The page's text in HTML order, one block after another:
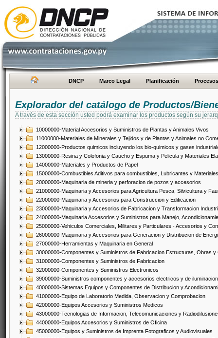
DNCP Marco Legal Planificación Procesos
Explorador del catálogo de Productos/
A través de esta sección usted podrá examinar los productos según su
10000000-Material Accesorios y Suministros de Plantas y Animales Vivos
11000000-Materiales de Minerales y Tejidos y de Plantas y Animales no
12000000-Productos quimicos incluyendo los bio-quimicos y gases
13000000-Resina y Colofonia y Caucho y Espuma y Pelicula y Materiales
14000000-Materiales y Productos de Papel
15000000-Combustibles Aditivos para combustibles, Lubricantes y
20000000-Maquinaria de mineria y perforacion de pozos y accesorios
21000000-Maquinaria y Accesorios para Agricultura Pesca, Silvicultura y
22000000-Maquinaria y Accesorios para Construccion y Edificacion
23000000-Maquinaria y Accesorios de Fabricacion y Transformacion
24000000-Maquinaria Accesorios y Suministros para Manejo,
25000000-Vehiculos Comerciales, Militares y Particulares - Accesorios y
26000000-Maquinaria y Accesorios para Generacion y Distribucion de
27000000-Herramientas y Maquinaria en General
30000000-Componentes y Suministros de Fabricacion Estructuras, Obras
31000000-Componentes y Suministros de Fabricacion
32000000-Componentes y Suministros Electronicos
39000000-Suministros componentes y accesorios electricos y de iluminacion
40000000-Sistemas Equipos y Componentes de Distribucion y
41000000-Equipo de Laboratorio Medida, Observacion y Comprobacion
42000000-Equipos Accesorios y Suministros Medicos
43000000-Tecnologias de Informacion, Telecomunicaciones y
44000000-Equipos Accesorios y Suministros de Oficina
45000000-Equipos y Suministros de Imprenta Fotograficos y Audiovisuales